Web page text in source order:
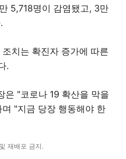
5,718명이 감염됐고, 3만
치는 확진자 증가에 따른
.
은 "코로나 19 확산을 막을
"지금 당장 행동해야 한
재배포 금지.